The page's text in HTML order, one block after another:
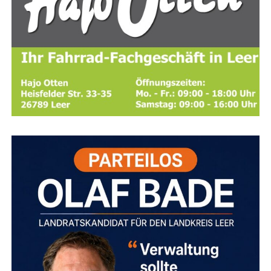
Diens­tag, 11. August 2026 (07:00 bis 20:00 Uhr):
Zie­ge­lei­stra­ße (2. und 3. Bau­ab­schnitt)
zwei­te Abschnitt liegt zwi­schen Bing­um­gas­ter
Stra­ße und An der Mat­thäi­kir­che,der drit­te
Abschnitt zwi­schen An der Mat­thäi­kir­che und Am
Bin­gu­mer Deich.
Bei­de Abschnit­te wer­den par­al­lel
gesperrt.
Eine Umlei­tung wird über die Zie­ge­lei­
Deich eingerichtet.
Diens­tag, 11. August, und Mitt­woch, 12. August
2026 (jeweils 07:00 bis 20:00 Uhr): Bing­um­gas­
ter Stra­ße Der gesperr­te Abschnitt befin­det sich
zwi­schen Zie­ge­lei­stra­ße und Efeu­stra­ße.Die
Umlei­tung führt über die Zie­ge­lei­stra­ße und die
Efeustraße.
schützt sei­ne Inno­va­ti­on vor Nachahmern.